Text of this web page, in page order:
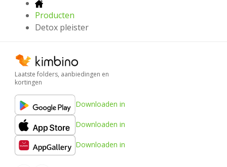
Producten
Detox pleister
Laatste folders, aanbiedingen en
kortingen
Downloaden in
Downloaden in
Downloaden in